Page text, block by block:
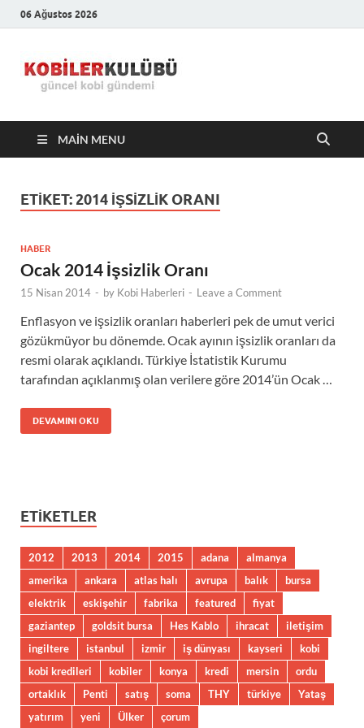
06 Ağustos 2026
Kulübü –
En Güncel
Kobi
MAIN MENU
ETIKET:2014 İŞSIZLIK ORANI
HABER
Ocak 2014 İşsizlik Oranı
15 Nisan 2014 - by Kobi Haberleri - Leave a Comment
Enflasyon ve işsizlik oranları haberleri pek de umut verici
gözükmüyor bu dönemde. Ocak ayının işsizlik oranları da
resmi olarak açıklandı. Türkiye İstatistik Kurumu
tarafından açıklanmış olan verilere göre 2014’ün Ocak …
DEVAMINI OKU
ETIKETLER
2012 2013 2014 2015 adana
almanya
amerika
ankara atlas halı avrupa balık
bursa
elektrik
eskişehir fabrika featured
fiyat
gaziantep
goldsit bursa Hes Kablo ihracat
iletişim
ingiltere
istanbul izmir iş dünyası kayseri
kobi
kobi kredileri
kobiler konya kredi mersin
ordu
ortaklık
Penti satış soma THY türkiye
Yataş
yatırım
yeni Ülker çorum